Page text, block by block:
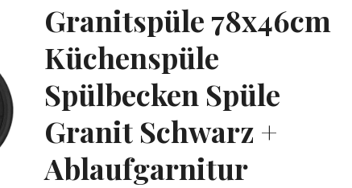
Granitspüle 78x46cm
Küchenspüle
Spülbecken Spüle
Granit Schwarz +
Ablaufgarnitur